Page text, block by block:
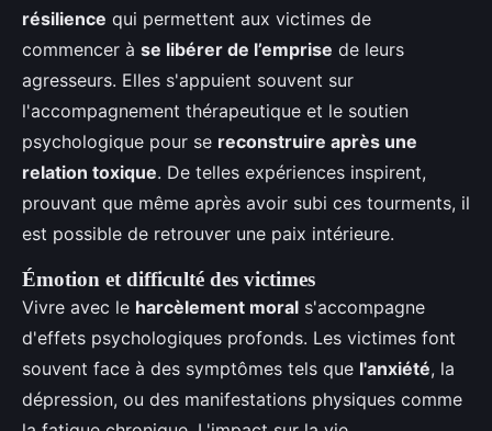
résilience qui permettent aux victimes de
commencer à se libérer de l’emprise de leurs
agresseurs. Elles s'appuient souvent sur
l'accompagnement thérapeutique et le soutien
psychologique pour se reconstruire après une
relation toxique. De telles expériences inspirent,
prouvant que même après avoir subi ces tourments, il
est possible de retrouver une paix intérieure.
Émotion et difficulté des victimes
Vivre avec le harcèlement moral s'accompagne
d'effets psychologiques profonds. Les victimes font
souvent face à des symptômes tels que l'anxiété, la
dépression, ou des manifestations physiques comme